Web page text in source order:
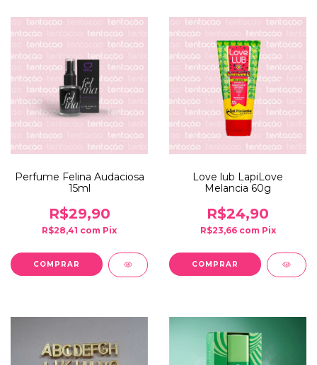
Perfume Felina Audaciosa
15ml
R$29,90
R$28,41 com Pix
Love lub LapiLove
Melancia 60g
R$24,90
R$23,66 com Pix